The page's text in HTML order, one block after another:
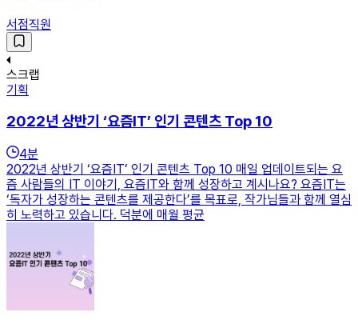
서점직원
스크랩
기획
2022년 상반기 ‘요즘IT’ 인기 콘텐츠 Top 10
4분
2022년 상반기 ‘요즘IT’ 인기 콘텐츠 Top 10 매일 업데이트되는 요
즘 사람들의 IT 이야기, 요즘IT와 함께 성장하고 계시나요? 요즘IT는
‘독자가 성장하는 콘텐츠를 제공한다’를 목표로, 작가님들과 함께 열심
히 노력하고 있습니다. 덕분에 매월 평균